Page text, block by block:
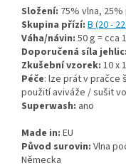
Složení: 75% vlna,
Skupina přízí: B (20 -
Váha/návin: 50 g = cca
Doporučená síla jehlic:
Zkušební vzorek: 10 x
Péče: lze prát v pračce
použití aviváže / sušit
Superwash: ano
Made in: EU
Původ surovin: Vlna
Německa